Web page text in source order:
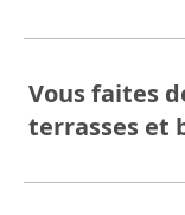
Vous faites
terrasses et